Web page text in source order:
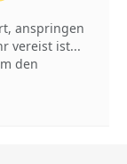
anspringen
vereist ist...
den